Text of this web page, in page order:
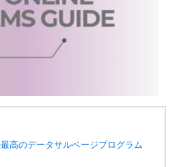
高のデータサルベージプログラム